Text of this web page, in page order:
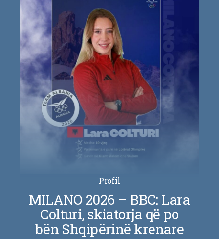
Profil
MILANO 2026 – BBC: Lara
Colturi, skiatorja që po
bën Shqipërinë krenare